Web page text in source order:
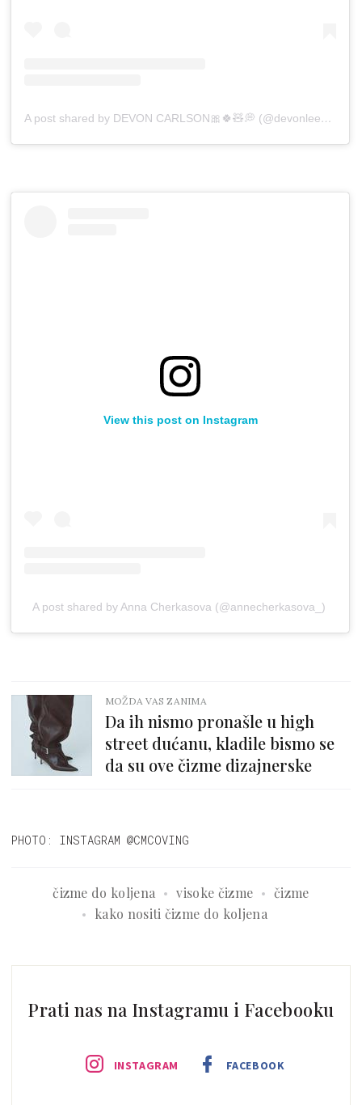
A post shared by DEVON CARLSON🎀🍀🧸💭 (@devonleecarlson)
View this post on Instagram
A post shared by Anna Cherkasova (@annecherkasova_)
MOŽDA VAS ZANIMA
Da ih nismo pronašle u high
street dućanu, kladile bismo se
da su ove čizme dizajnerske
PHOTO: INSTAGRAM @CMCOVING
čizme do koljena visoke čizme
čizme
kako nositi čizme do koljena
Prati nas na Instagramu i Facebooku
INSTAGRAM FACEBOOK